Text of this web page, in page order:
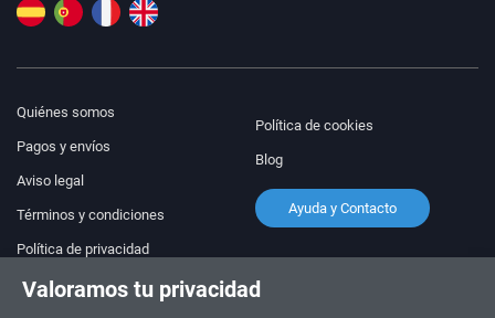
Quiénes somos
Pagos y envíos
Aviso legal
Términos y condiciones
Política de privacidad
Política de cookies
Blog
Ayuda y Contacto
PEDIDOS Y CONSULTAS ¡Síguenos!
Valoramos tu privacidad